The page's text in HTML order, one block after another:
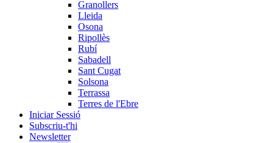
Granollers
Lleida
Osona
Ripollès
Rubí
Sabadell
Sant Cugat
Solsona
Terrassa
Terres de l'Ebre
Iniciar Sessió
Subscriu-t'hi
Newsletter